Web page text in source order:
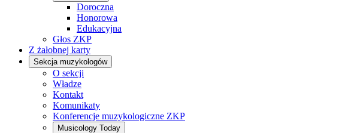
Doroczna
Honorowa
Edukacyjna
Głos ZKP
Z żałobnej karty
Sekcja muzykologów
O sekcji
Władze
Kontakt
Komunikaty
Konferencje muzykologiczne ZKP
Musicology Today